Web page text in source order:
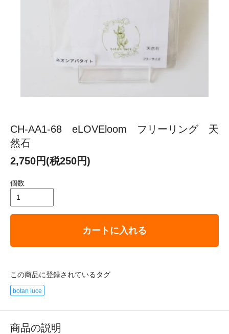
CH-AA1-68 eLOVEloom フリーリング 天
然石
2,750円(税250円)
個数
カートに入れる
この商品に登録されているタグ
botan luce
商品の説明